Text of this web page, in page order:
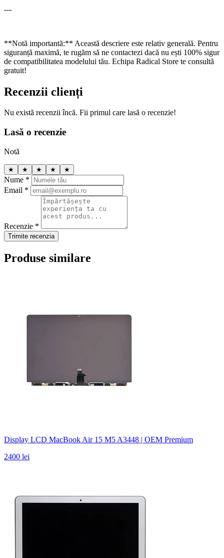
---
**Notă importantă:** Această descriere este relativ generală. Pentru
siguranță maximă, te rugăm să ne contactezi dacă nu ești 100% sigur
de compatibilitatea modelului tău. Echipa Radical Store te consultă
gratuit!
Recenzii clienți
Nu există recenzii încă. Fii primul care lasă o recenzie!
Lasă o recenzie
Notă
★ ★ ★ ★ ★
Nume *
Email *
Recenzie *
Trimite recenzia
Produse similare
Display LCD MacBook Air 15 M5 A3448 | OEM Premium
2400 lei